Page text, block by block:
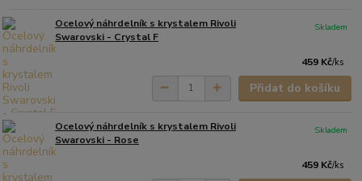
Ocelový náhrdelník s krystalem Rivoli
Swarovski - Crystal F
459 Kč/ks
Skladem
Přidat do košíku
Ocelový náhrdelník s krystalem Rivoli
Swarovski - Rose
459 Kč/ks
Skladem